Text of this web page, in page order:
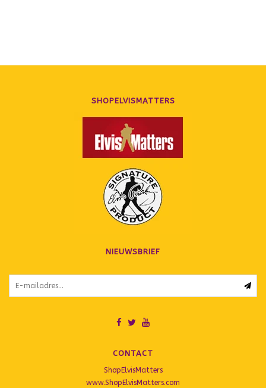
SHOPELVISMATTERS
NIEUWSBRIEF
CONTACT
ShopElvisMatters
www.ShopElvisMatters.com